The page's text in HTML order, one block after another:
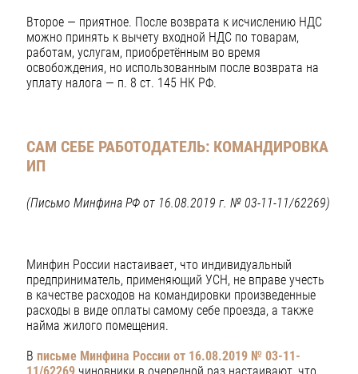
Второе — приятное. После возврата к исчислению НДС
можно принять к вычету входной НДС по товарам,
работам, услугам, приобретённым во время
освобождения, но использованным после возврата на
уплату налога — п. 8 ст. 145 НК РФ.
САМ СЕБЕ РАБОТОДАТЕЛЬ: КОМАНДИРОВКА
ИП
(Письмо Минфина РФ от 16.08.2019 г. № 03-11-11/62269)
Минфин России настаивает, что индивидуальный
предприниматель, применяющий УСН, не вправе учесть
в качестве расходов на командировки произведенные
расходы в виде оплаты самому себе проезда, а также
найма жилого помещения.
В письме Минфина России от 16.08.2019 № 03-11-